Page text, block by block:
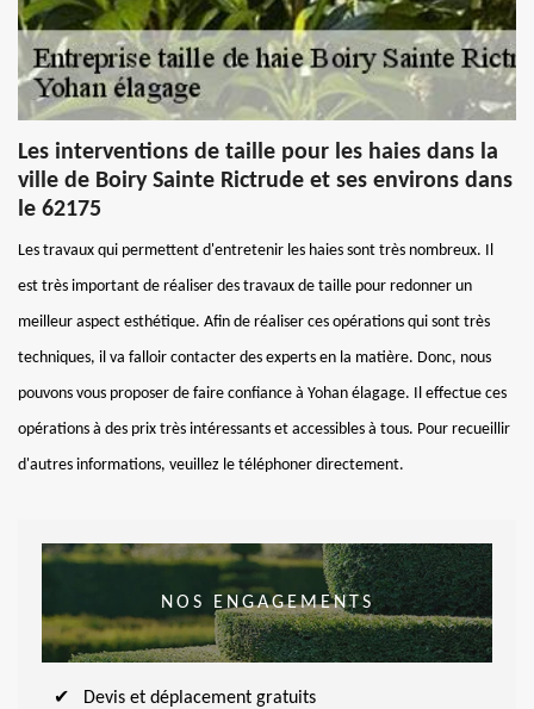
Les interventions de taille pour les haies dans la
ville de Boiry Sainte Rictrude et ses environs dans
le 62175
Les travaux qui permettent d'entretenir les haies sont très nombreux. Il
est très important de réaliser des travaux de taille pour redonner un
meilleur aspect esthétique. Afin de réaliser ces opérations qui sont très
techniques, il va falloir contacter des experts en la matière. Donc, nous
pouvons vous proposer de faire confiance à Yohan élagage. Il effectue ces
opérations à des prix très intéressants et accessibles à tous. Pour recueillir
d'autres informations, veuillez le téléphoner directement.
NOS ENGAGEMENTS
Devis et déplacement gratuits